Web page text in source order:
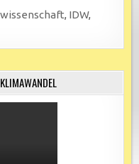
, IDW,